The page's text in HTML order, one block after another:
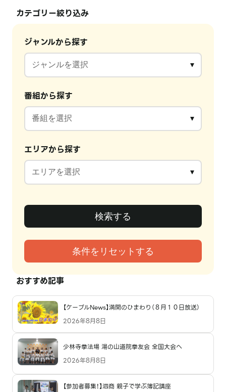
カテゴリー絞り込み
ジャンルから探す
番組から探す
エリアから探す
おすすめ記事
【ケーブルNews】満開のひまわり（８月１０日放送）
2026年8月8日
少林寺拳法場 湯の山道院拳友会 全国大会へ
2026年8月8日
【参加者募集！】泗商 親子で学ぶ簿記講座